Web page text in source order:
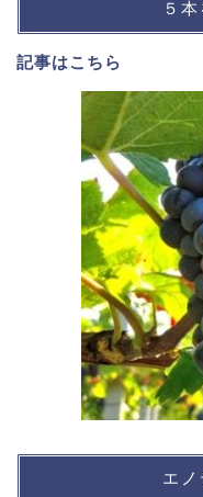
５
記事はこちら
エ